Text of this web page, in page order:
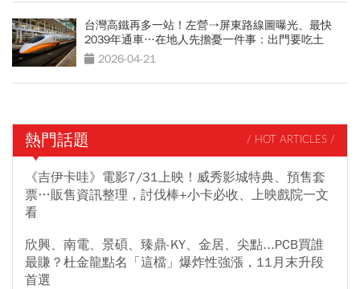
台灣高鐵再多一站！左營→屏東路線圖曝光、最快
2039年通車…在地人先擔憂一件事：出門要吃土
2026-04-21
熱門話題 / HOT ARTICLES /
《吉伊卡哇》電影7/31上映！威秀影城特典、預售套
票…販售資訊整理，討伐棒+小卡必收、上映戲院一文
看
欣興、南電、景碩、臻鼎-KY、金居、尖點...PCB買誰
最賺？杜金龍點名「這檔」爆炸性強漲，11月末升段
首選